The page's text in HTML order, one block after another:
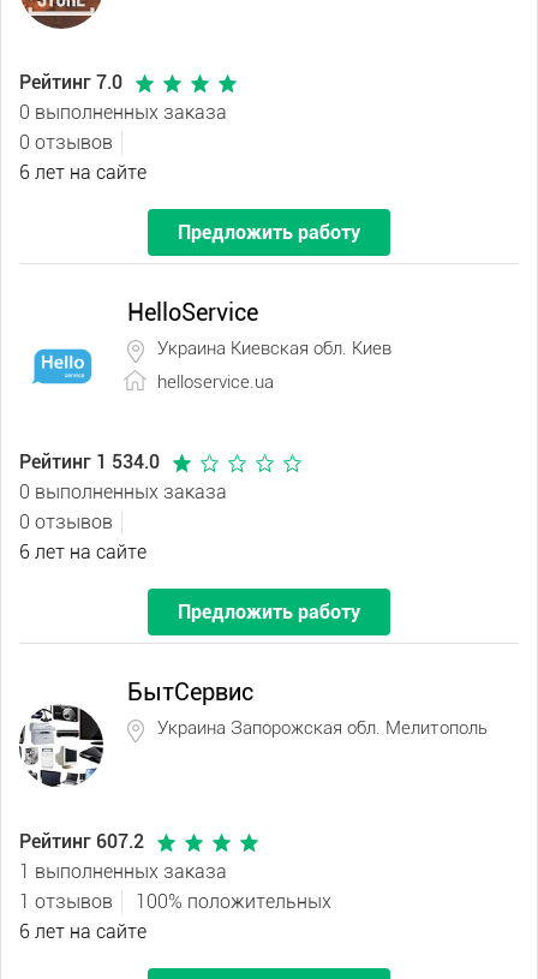
Рейтинг 7.0
0 выполненных заказа
0 отзывов
6 лет на сайте
Предложить работу
HelloService
Украина Киевская обл. Киев
helloservice.ua
Рейтинг 1 534.0
0 выполненных заказа
0 отзывов
6 лет на сайте
Предложить работу
БытСервис
Украина Запорожская обл. Мелитополь
Рейтинг 607.2
1 выполненных заказа
1 отзывов
100% положительных
6 лет на сайте